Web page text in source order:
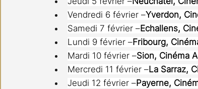
Vendredi 6 février –Yverdon,
Samedi 7 février –Echallens,
Lundi 9 février –Fribourg,
Mardi 10 février –Sion, Cinéma
Mercredi 11 février –La Sarraz,
Jeudi 12 février –Payerne,